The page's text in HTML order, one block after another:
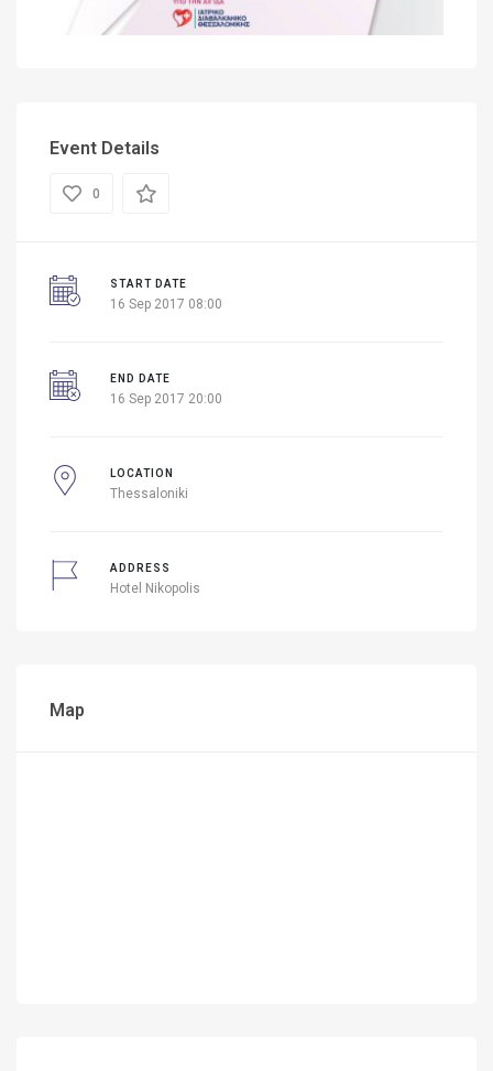
Event Details
0
START DATE
16 Sep 2017 08:00
END DATE
16 Sep 2017 20:00
LOCATION
Thessaloniki
ADDRESS
Hotel Nikopolis
Map